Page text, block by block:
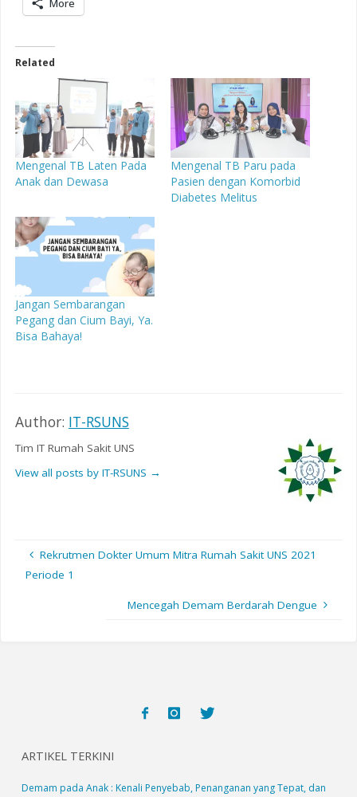
More
Related
Mengenal TB Laten Pada
Anak dan Dewasa
Mengenal TB Paru pada
Pasien dengan Komorbid
Diabetes Melitus
Jangan Sembarangan
Pegang dan Cium Bayi, Ya.
Bisa Bahaya!
Author: IT-RSUNS
Tim IT Rumah Sakit UNS
View all posts by IT-RSUNS →
Rekrutmen Dokter Umum Mitra Rumah Sakit UNS 2021
Periode 1
Mencegah Demam Berdarah Dengue
ARTIKEL TERKINI
Demam pada Anak : Kenali Penyebab, Penanganan yang Tepat, dan